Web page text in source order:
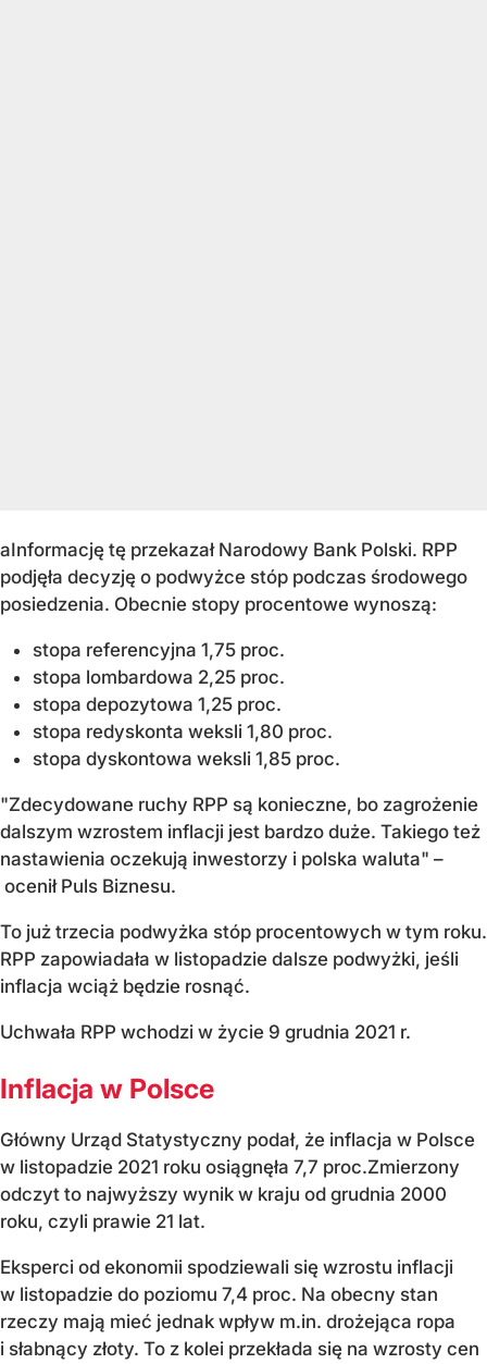
aInformację tę przekazał Narodowy Bank Polski. RPP
podjęła decyzję o podwyżce stóp podczas środowego
posiedzenia. Obecnie stopy procentowe wynoszą:
stopa referencyjna 1,75 proc.
stopa lombardowa 2,25 proc.
stopa depozytowa 1,25 proc.
stopa redyskonta weksli 1,80 proc.
stopa dyskontowa weksli 1,85 proc.
"Zdecydowane ruchy RPP są konieczne, bo zagrożenie
dalszym wzrostem inflacji jest bardzo duże. Takiego też
nastawienia oczekują inwestorzy i polska waluta" –
ocenił Puls Biznesu.
To już trzecia podwyżka stóp procentowych w tym roku.
RPP zapowiadała w listopadzie dalsze podwyżki, jeśli
inflacja wciąż będzie rosnąć.
Uchwała RPP wchodzi w życie 9 grudnia 2021 r.
Inflacja w Polsce
Główny Urząd Statystyczny podał, że inflacja w Polsce
w listopadzie 2021 roku osiągnęła 7,7 proc.Zmierzony
odczyt to najwyższy wynik w kraju od grudnia 2000
roku, czyli prawie 21 lat.
Eksperci od ekonomii spodziewali się wzrostu inflacji
w listopadzie do poziomu 7,4 proc. Na obecny stan
rzeczy mają mieć jednak wpływ m.in. drożejąca ropa
i słabnący złoty. To z kolei przekłada się na wzrosty cen